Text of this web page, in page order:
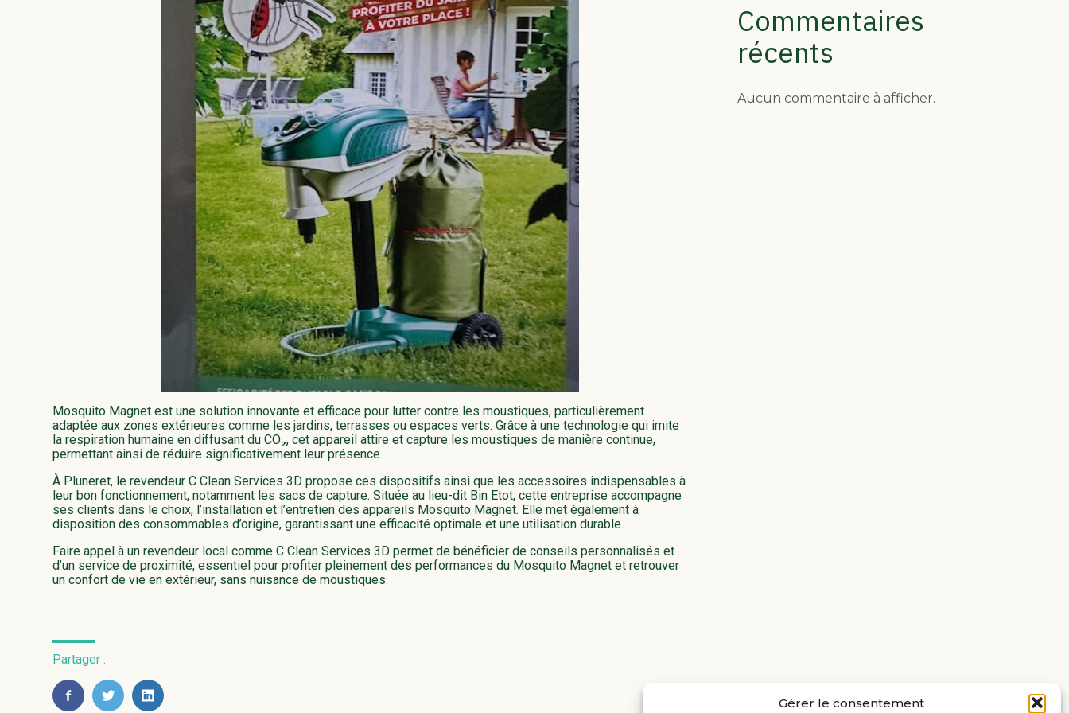
Gérer le consentement
Mosquito Magnet est une solution innovante et efficace pour lutter contre les moustiques, particulièrement
adaptée aux zones extérieures comme les jardins, terrasses ou espaces verts. Grâce à une technologie qui imite
la respiration humaine en diffusant du CO₂, cet appareil attire et capture les moustiques de manière continue,
permettant ainsi de réduire significativement leur présence.
À Pluneret, le revendeur C Clean Services 3D propose ces dispositifs ainsi que les accessoires indispensables à
leur bon fonctionnement, notamment les sacs de capture. Située au lieu-dit Bin Etot, cette entreprise accompagne
ses clients dans le choix, l’installation et l’entretien des appareils Mosquito Magnet. Elle met également à
disposition des consommables d’origine, garantissant une efficacité optimale et une utilisation durable.
Faire appel à un revendeur local comme C Clean Services 3D permet de bénéficier de conseils personnalisés et
d’un service de proximité, essentiel pour profiter pleinement des performances du Mosquito Magnet et retrouver
un confort de vie en extérieur, sans nuisance de moustiques.
Partager :
Commentaires
récents
Aucun commentaire à afficher.